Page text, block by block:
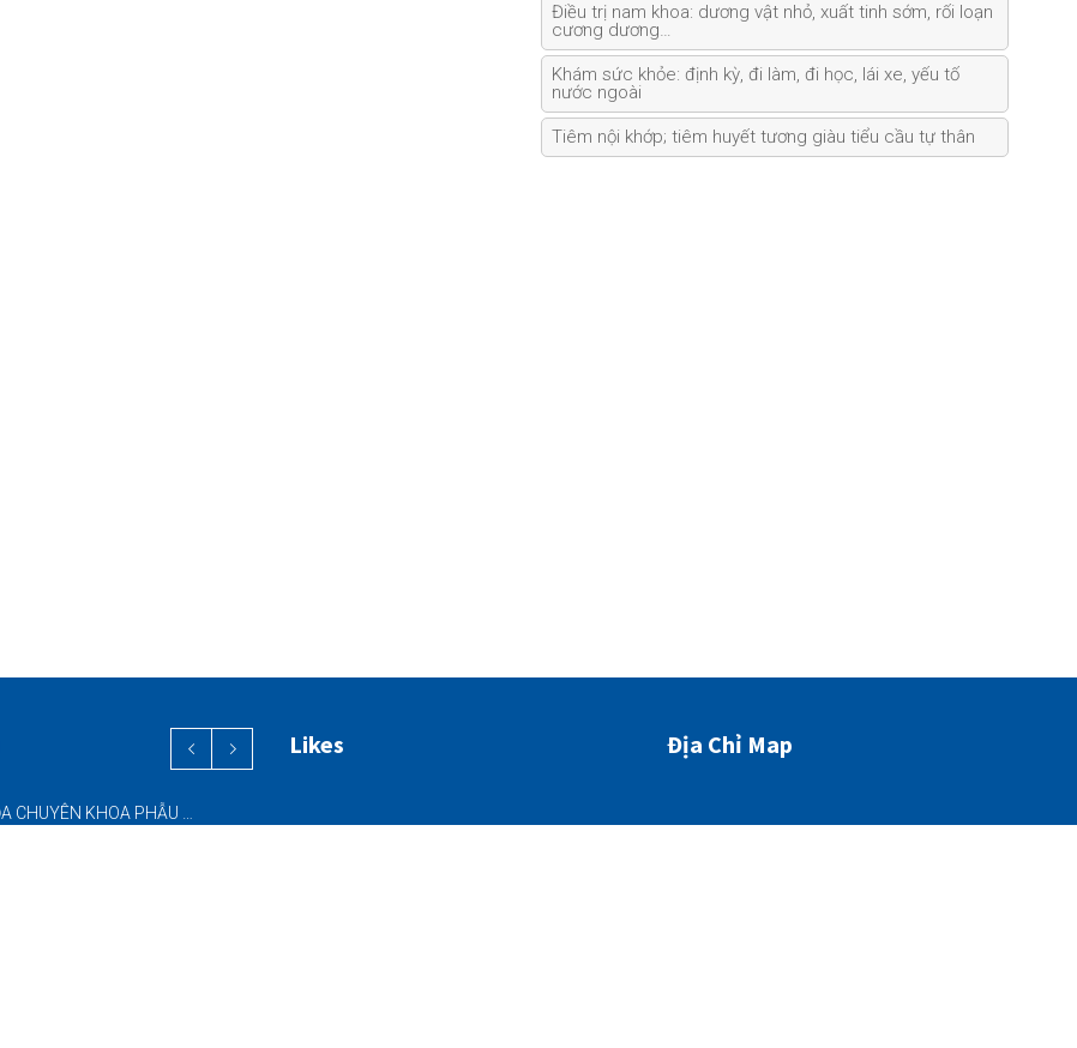
Điều trị nam khoa: dương vật nhỏ, xuất tinh sớm, rối loạn
cương dương…
Khám sức khỏe: định kỳ, đi làm, đi học, lái xe, yếu tố
nước ngoài
Tiêm nội khớp; tiêm huyết tương giàu tiểu cầu tự thân
PHỐI HỢP ĐA CHUYÊN KHOA PHẪU THUẬT NỘI SOI “2 TRONG 1” THÀNH CÔNG CHO BỆNH NHÂN 69 TUỔI MẮC ĐỒNG THỜI HAI BỆNH LÝ NẶNG
Likes Địa Chỉ Map